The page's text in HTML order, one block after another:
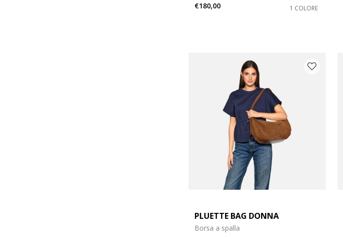
€180,00
1 COLORE
PLUETTE BAG DONNA
Borsa a spalla